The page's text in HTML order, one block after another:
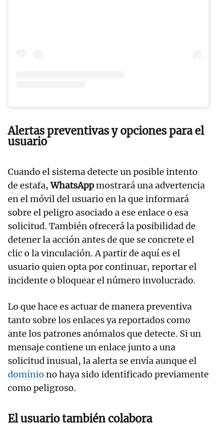
Alertas preventivas y opciones para el
usuario
Cuando el sistema detecte un posible intento
de estafa,WhatsAppmostrará una advertencia
en el móvil del usuario en la que informará
sobre el peligro asociado a ese enlace o esa
solicitud. También ofrecerá la posibilidad de
detener la acción antes de que se concrete el
clic o la vinculación. A partir de aquí es el
usuario quien opta por continuar, reportar el
incidente o bloquear el número involucrado.
Lo que hace es actuar de manera preventiva
tanto sobre los enlaces ya reportados como
ante los patrones anómalos que detecte. Si un
mensaje contiene un enlace junto a una
solicitud inusual, la alerta se envía aunque el
dominio no haya sido identificado previamente
como peligroso.
El usuario también colabora